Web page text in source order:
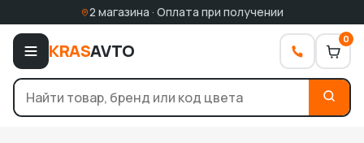
2 магазина · Оплата при получении
KRASAVTO
0